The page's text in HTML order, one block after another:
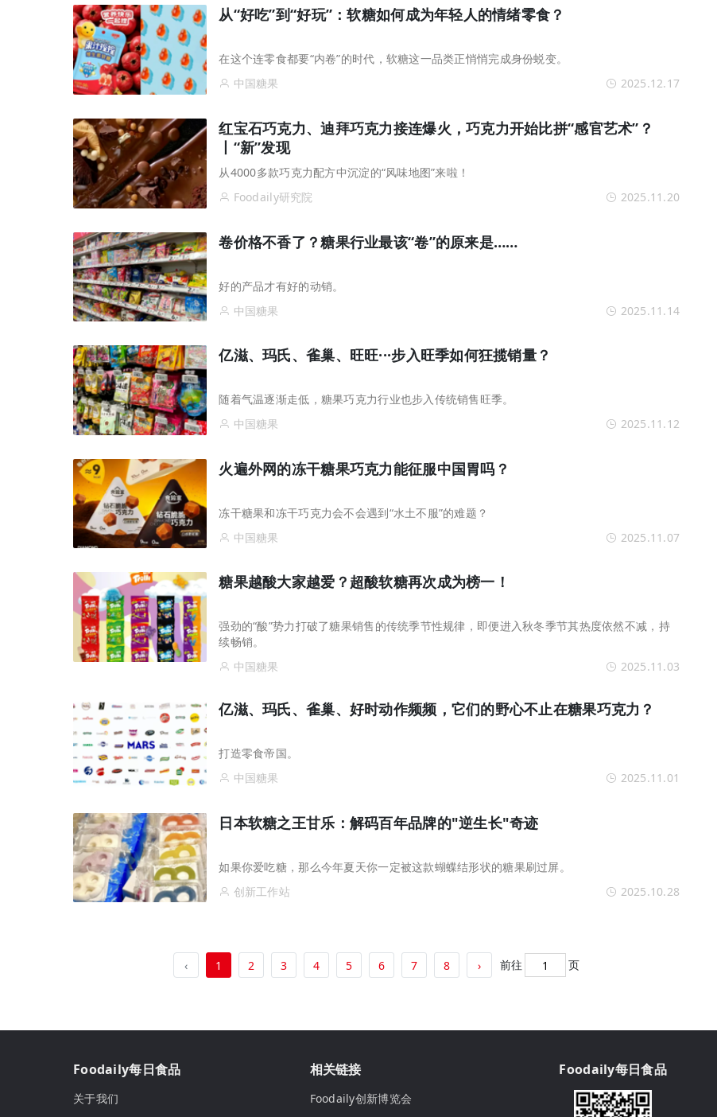
从“好吃”到“好玩”：软糖如何成为年轻人的情绪零食？
在这个连零食都要“内卷”的时代，软糖这一品类正悄悄完成身份蜕变。
中国糖果
2025.12.17
红宝石巧克力、迪拜巧克力接连爆火，巧克力开始比拼“感官艺术”？
丨“新”发现
从4000多款巧克力配方中沉淀的“风味地图”来啦！
Foodaily研究院
2025.11.20
卷价格不香了？糖果行业最该“卷”的原来是……
好的产品才有好的动销。
中国糖果
2025.11.14
亿滋、玛氏、雀巢、旺旺···步入旺季如何狂揽销量？
随着气温逐渐走低，糖果巧克力行业也步入传统销售旺季。
中国糖果
2025.11.12
火遍外网的冻干糖果巧克力能征服中国胃吗？
冻干糖果和冻干巧克力会不会遇到“水土不服”的难题？
中国糖果
2025.11.07
糖果越酸大家越爱？超酸软糖再次成为榜一！
强劲的“酸”势力打破了糖果销售的传统季节性规律，即便进入秋冬季节其热度依然不减，持
续畅销。
中国糖果
2025.11.03
亿滋、玛氏、雀巢、好时动作频频，它们的野心不止在糖果巧克力？
打造零食帝国。
中国糖果
2025.11.01
日本软糖之王甘乐：解码百年品牌的"逆生长"奇迹
如果你爱吃糖，那么今年夏天你一定被这款蝴蝶结形状的糖果刷过屏。
创新工作站
2025.10.28
‹ 1 2 3 4 5 6 7 8 › 前往 页
Foodaily每日食品
关于我们
相关链接
Foodaily创新博览会
Foodaily每日食品